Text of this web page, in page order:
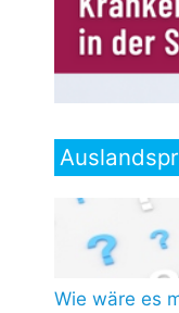
Wie wäre es